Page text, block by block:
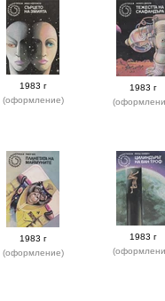
1983 г
(оформление)
1983 г
1983 г
(оформление)
1983 г